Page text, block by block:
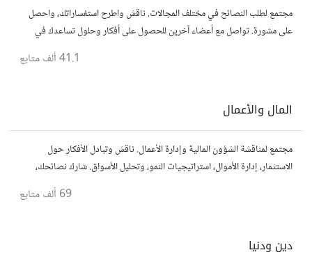
مجتمع لطلب النصائح في مختلف المجالات. ناقش واطرح استفساراتك، واحصل
على مشورة. تواصل مع أعضاء آخرين للحصول على أفكار وحلول تساعدك في
41.1 ألف متابع
المال والأعمال
مجتمع لمناقشة الشؤون المالية وإدارة الأعمال. ناقش وتبادل الأفكار حول
الاستثمار، إدارة الأموال، استراتيجيات النمو، وتحليل الأسواق. شارك نصائحك،
69 ألف متابع
دين ودنيا